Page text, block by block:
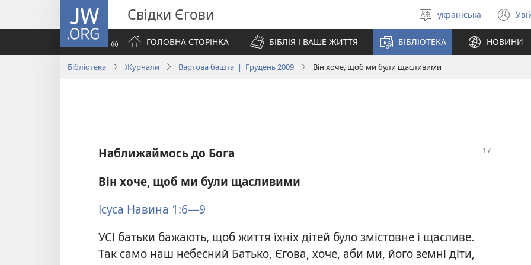
JW.ORG Свідки Єгови
Вибрати
мову
українська
у
ГОЛОВНА СТОРІНКА
БІБЛІЯ І ВАШЕ ЖИТТЯ БІБЛІОТЕКА НОВИНИ
Бібліотека Журнали Вартова башта | Грудень 2009 Він хоче, щоб ми були щасливими
Наближаймось до Бога
Він хоче, щоб ми були щасливими
Ісуса Навина 1:6—9
УСІ батьки бажають, щоб життя їхніх дітей було змістовне і щасливе.
Так само наш небесний Батько, Єгова, хоче, аби ми, його земні діти,